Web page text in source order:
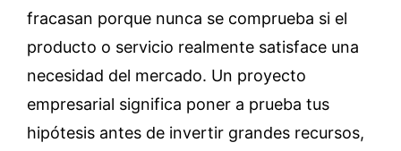
fracasan porque nunca se comprueba si el
producto o servicio realmente satisface una
necesidad del mercado. Un proyecto
empresarial significa poner a prueba tus
hipótesis antes de invertir grandes recursos,